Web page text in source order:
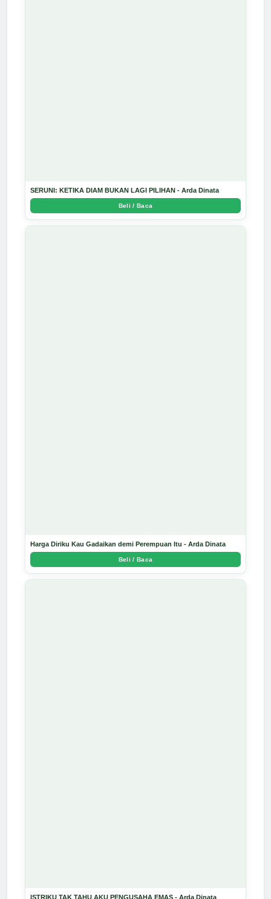
SERUNI: KETIKA DIAM BUKAN LAGI PILIHAN - Arda Dinata
Beli / Baca
Harga Diriku Kau Gadaikan demi Perempuan Itu - Arda Dinata
Beli / Baca
ISTRIKU TAK TAHU AKU PENGUSAHA EMAS - Arda Dinata